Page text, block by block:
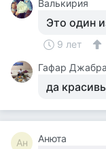
Валькирия
Это один
9 лет
Гафар
да
Ан Анюта